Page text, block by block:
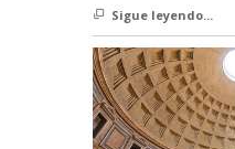
Sigue leyendo...